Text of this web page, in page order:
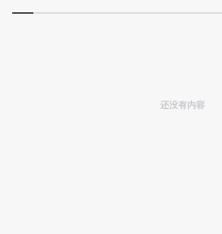
还没有内容